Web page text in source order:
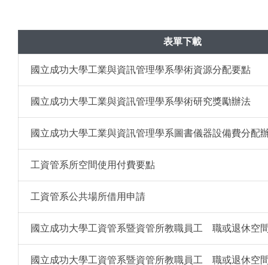
表單下載
國立成功大學工業與資訊管理學系學術資源分配要點
國立成功大學工業與資訊管理學系學術研究獎勵辦法
國立成功大學工業與資訊管理學系圖書儀器設備費分配
工資管系所空間使用付費要點
工資管系公共場所借用申請
國立成功大學工資管系暨資管所教職員工離職或退休空
國立成功大學工資管系暨資管所教職員工離職或退休空